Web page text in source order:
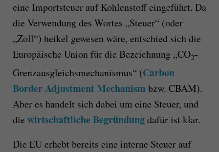
eine Importsteuer auf Kohlenstoff eingeführt. Da
die Verwendung des Wortes „Steuer“ (oder
„Zoll“) heikel gewesen wäre, entschied sich die
Europäische Union für die Bezeichnung „CO2-
Grenzausgleichsmechanismus“ (Carbon
Border Adjustment Mechanism bzw. CBAM).
Aber es handelt sich dabei um eine Steuer, und
die wirtschaftliche Begründungdafür ist klar.
Die EU erhebt bereits eine interne Steuer auf